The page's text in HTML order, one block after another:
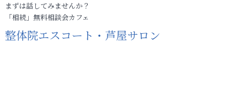
まずは話してみませんか？
「相続」無料相談会カフェ
整体院エスコート・芦屋サロン